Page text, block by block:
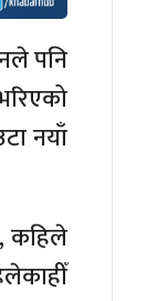
पनि
नयाँ
कहिले